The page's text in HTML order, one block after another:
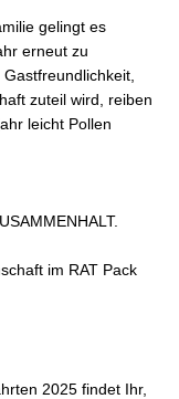
gelingt es
erneut zu
zuteil wird, reiben
leicht Pollen
im RAT Pack
2025 findet Ihr,